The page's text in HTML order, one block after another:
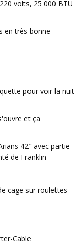
volts, 25 000 BTU
en très bonne
pour voir la nuit
et ça
42″ avec partie
de Franklin
cage sur roulettes
Cable